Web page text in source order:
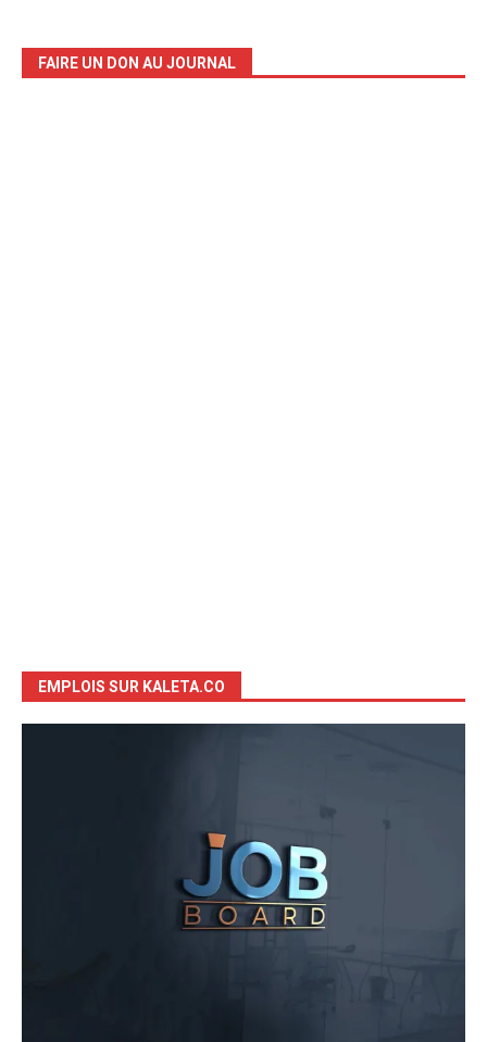
FAIRE UN DON AU JOURNAL
EMPLOIS SUR KALETA.CO